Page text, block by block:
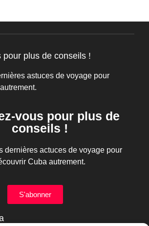
: panorama des croyances
15, 2026
catholicisme et santería dans un